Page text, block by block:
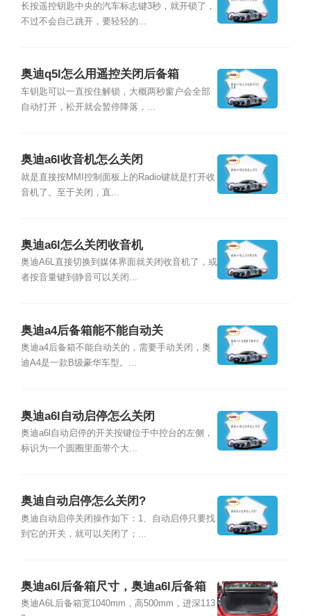
长按遥控钥匙中央的汽车标志键3秒，就开锁了，
不过不会自己跳开，要轻轻的...
奥迪q5l怎么用遥控关闭后备箱
车钥匙可以一直按住解锁，大概两秒窗户会全部
自动打开，松开就会暂停降落，...
奥迪a6l收音机怎么关闭
就是直接按MMI控制面板上的Radio键就是打开收
音机了。至于关闭，直...
奥迪a6l怎么关闭收音机
奥迪A6L直接切换到媒体界面就关闭收音机了，或
者按音量键到静音可以关闭...
奥迪a4后备箱能不能自动关
奥迪a4后备箱不能自动关的，需要手动关闭，奥
迪A4是一款B级豪华车型。...
奥迪a6l自动启停怎么关闭
奥迪a6l自动启停的开关按键位于中控台的左侧，
标识为一个圆圈里面带个大...
奥迪自动启停怎么关闭?
奥迪自动启停关闭操作如下：1、自动启停只要找
到它的开关，就可以关闭了；...
奥迪a6l后备箱尺寸，奥迪a6l后备箱
怎么打开
奥迪A6L后备箱宽1040mm，高500mm，进深113